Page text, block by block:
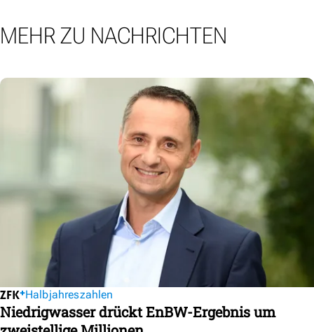
MEHR ZU NACHRICHTEN
Halbjahreszahlen
Niedrigwasser drückt EnBW-Ergebnis um